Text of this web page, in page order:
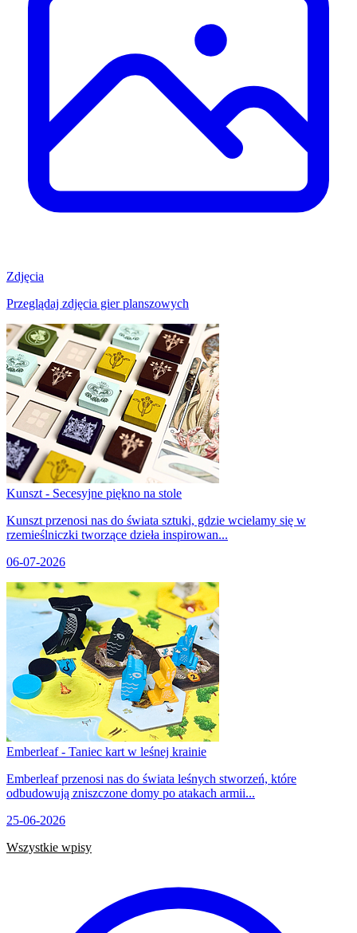
Zdjęcia
Przeglądaj zdjęcia gier planszowych
Kunszt - Secesyjne piękno na stole
Kunszt przenosi nas do świata sztuki, gdzie wcielamy się w
rzemieślniczki tworzące dzieła inspirowan...
06-07-2026
Emberleaf - Taniec kart w leśnej krainie
Emberleaf przenosi nas do świata leśnych stworzeń, które
odbudowują zniszczone domy po atakach armii...
25-06-2026
Wszystkie wpisy